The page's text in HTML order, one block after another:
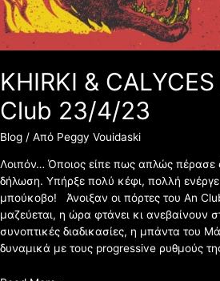
KHIRKI &
Club 23/4/23
Blog / Από Peggy Vouidaski
Λοιπόν… Όποιος είπε πως απλώς πέρασε
δήλωση. Υπήρξε πολύ κέφι, πολλή
μπούκοβο! Άνοιξαν οι πόρτες του An
μαζεύεται, η ώρα φτάνει κι ανεβαίνουν
συνοπτικές διαδικασίες, η μπάντα του
δυναμικά με τους progressive ρυθμούς